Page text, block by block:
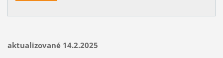
aktualizované 14.2.2025